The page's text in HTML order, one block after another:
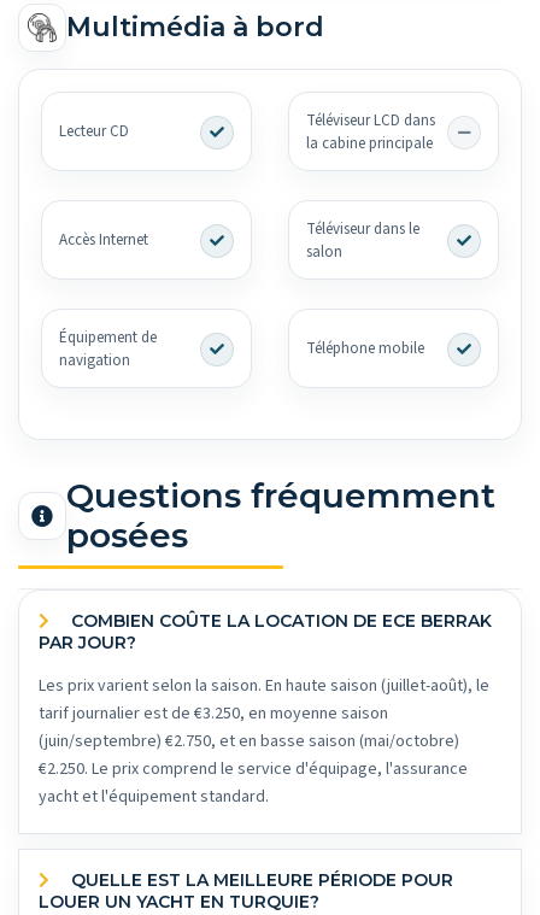
Multimédia à bord
Lecteur CD
Téléviseur LCD dans
la cabine principale
Accès Internet
Téléviseur dans le
salon
Équipement de
navigation
Téléphone mobile
Questions fréquemment
posées
PAR JOUR?
Les prix varient selon la saison. En haute saison (juillet-août), le
tarif journalier est de €3.250, en moyenne saison
(juin/septembre) €2.750, et en basse saison (mai/octobre)
€2.250. Le prix comprend le service d'équipage, l'assurance
yacht et l'équipement standard.
LOUER UN YACHT EN TURQUIE?